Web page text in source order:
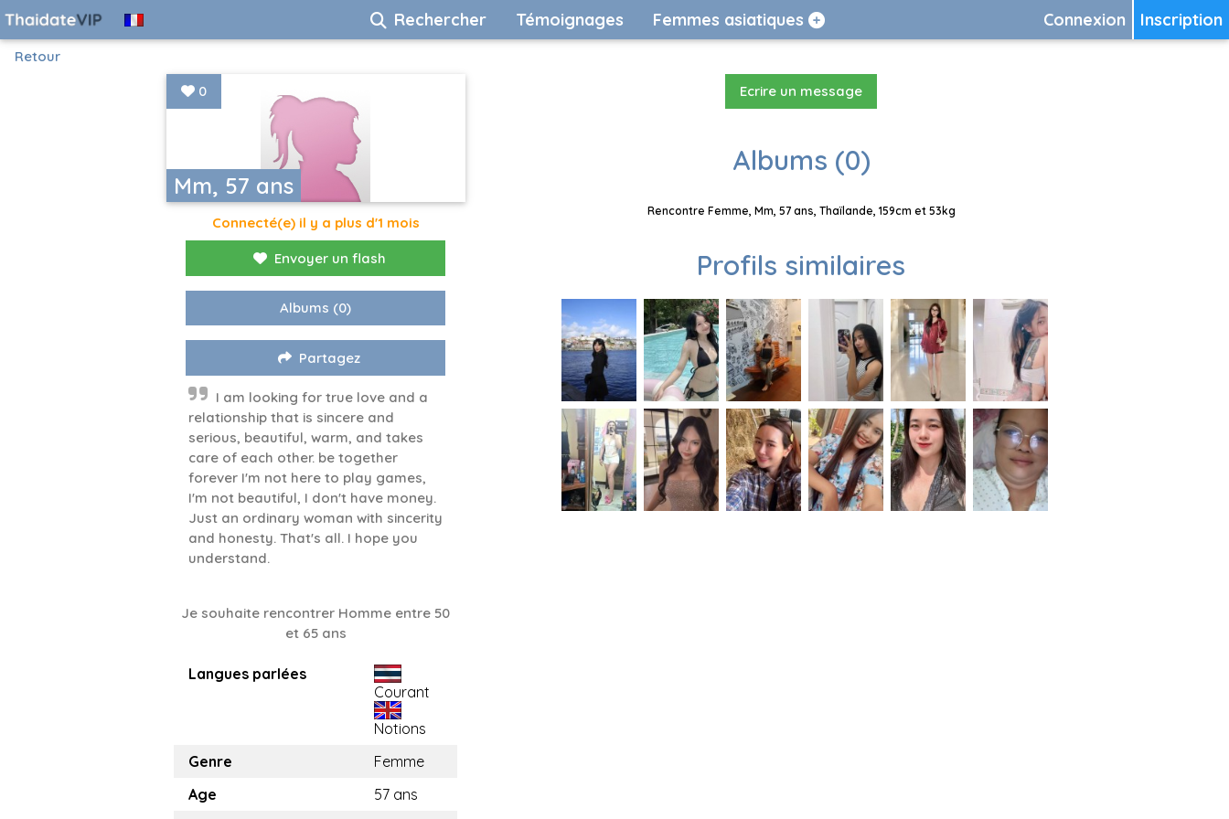
Inscription
Connexion
Rechercher Témoignages Femmes asiatiques
Retour
Mm, 57 ans
0
Connecté(e) il y a plus d'1 mois
Envoyer un flash
Albums (0)
Partagez
I am looking for true love and a
relationship that is sincere and
serious, beautiful, warm, and takes
care of each other. be together
forever I'm not here to play games,
I'm not beautiful, I don't have money.
Just an ordinary woman with sincerity
and honesty. That's all. I hope you
understand.
Je souhaite rencontrer Homme entre 50
et 65 ans
Langues parlées
Courant
Notions
Genre
Femme
Age
57 ans
Ecrire un message
Albums (0)
Rencontre Femme, Mm, 57 ans, Thaïlande, 159cm et 53kg
Profils similaires